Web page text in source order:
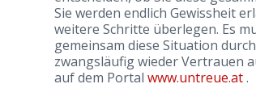
Sie werden endlich Gewissheit
weitere Schritte überlegen. Es
gemeinsam diese Situation
zwangsläufig wieder Vertrauen
auf dem Portal www.untreue.at.